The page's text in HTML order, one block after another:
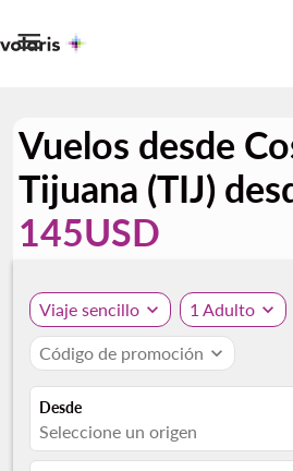

Vuelos desde
Tijuana (TIJ)
145USD
Viaje sencillo expand_more 1 Adulto expand_more
Código de promoción expand_more
Desde
Seleccione un origen